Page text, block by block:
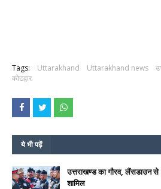
Tags: Uttarakhand Uttarakhand news
कोटद्वार
ये भी पढ़ें
उत्तराखण्ड का गौरव, लैंसडाउन से
शामिल